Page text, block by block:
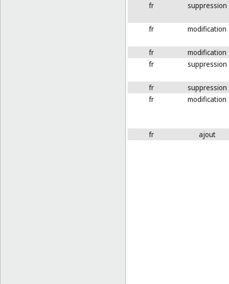
fr
suppression
fr modification
fr
modification
fr
suppression
fr
suppression
fr
modification
fr ajout